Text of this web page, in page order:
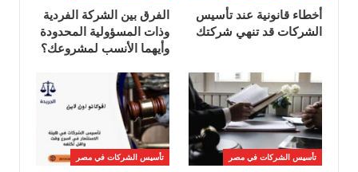
أخطاء قانونية عند تأسيس
الشركات قد تنهي شركتك
الفرق بين الشركة الفردية
وذات المسؤولية المحدودة
وأيهما الأنسب لمشروعك؟
تأسيس الشركات في مصر تأسيس الشركات في مصر